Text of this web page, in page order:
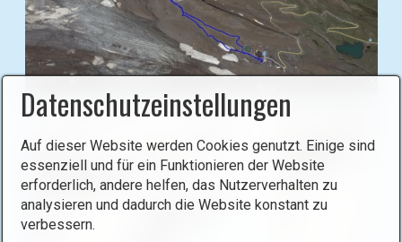
B
l
d
i
n
Datenschutzeinstellungen
Auf dieser Website werden Cookies genutzt. Einige sind
essenziell und für ein Funktionieren der Website
erforderlich, andere helfen, das Nutzerverhalten zu
analysieren und dadurch die Website konstant zu
verbessern.